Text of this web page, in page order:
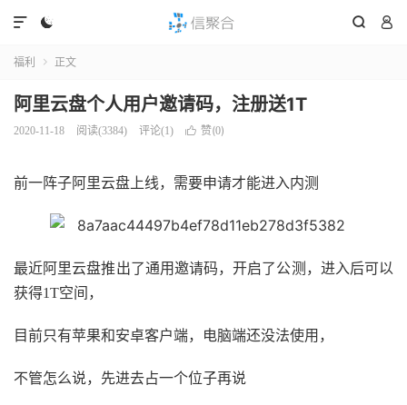
  

福利  正文
阿里云盘个人用户邀请码，注册送1T
2020-11-18 阅读(3384) 评论(1)  赞(0)
前一阵子阿里云盘上线，需要申请才能进入内测
最近阿里云盘推出了通用邀请码，开启了公测，进入后可以
获得1T空间，
目前只有苹果和安卓客户端，电脑端还没法使用，
不管怎么说，先进去占一个位子再说